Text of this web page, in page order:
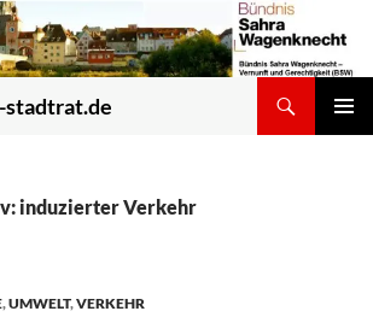
stadtrat.de
induzierter Verkehr
,UMWELT,VERKEHR